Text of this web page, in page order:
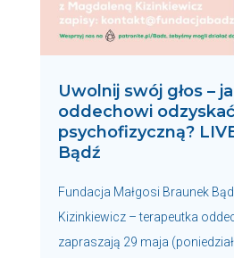
Uwolnij swój głos –
oddechowi
psychofizyczną?
Bądź
Fundacja Małgosi Braunek
Kizinkiewicz – terapeutka
zapraszają 29 maja